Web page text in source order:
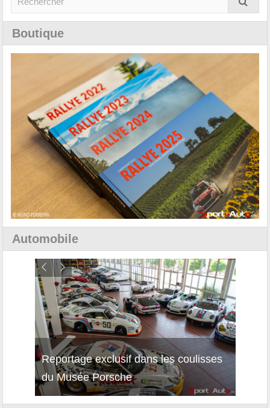
Boutique
Automobile
Reportage exclusif dans les coulisses
du Musée Porsche